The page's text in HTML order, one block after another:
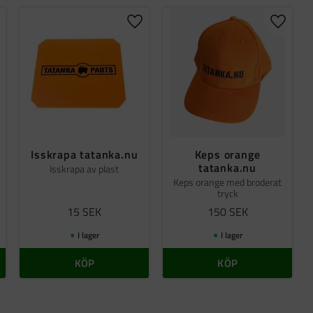
till i favoriter
Isskrapa tatanka.nu
Isskrapa av plast
15 SEK
Lägg till i favoriter
I lager
KÖP
Keps orange
tatanka.nu
Keps orange med broderat
tryck
150 SEK
Lägg
I lager
KÖP